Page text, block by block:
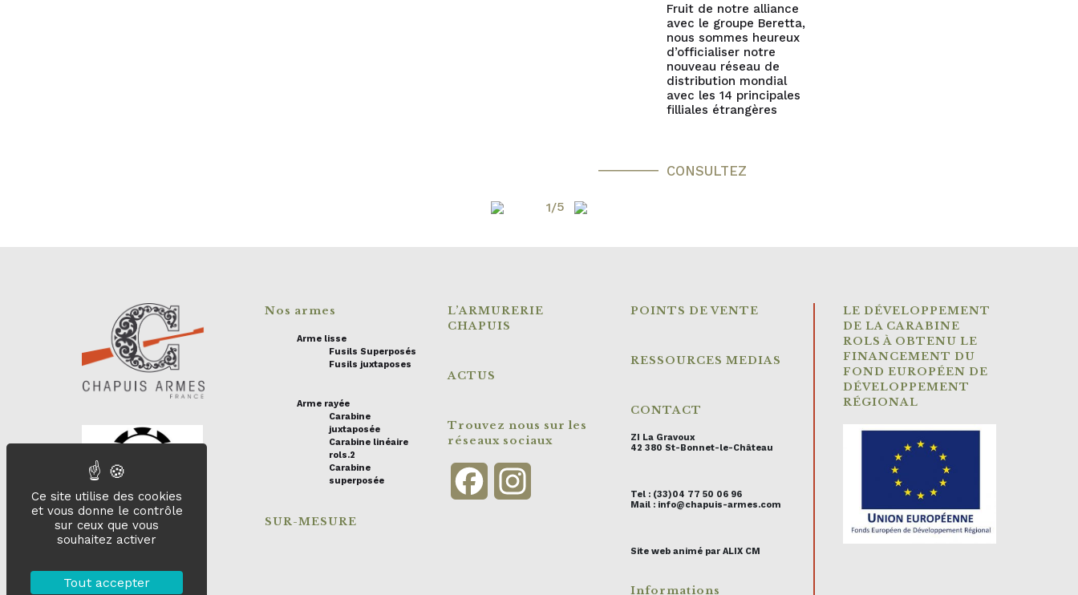
Fruit de notre alliance
avec le groupe Beretta,
nous sommes heureux
d’officialiser notre
nouveau réseau de
distribution mondial
avec les 14 principales
filliales étrangères
CONSULTEZ
Nos armes
Arme lisse
Fusils Superposés
Fusils juxtaposes
Arme rayée
Carabine
juxtaposée
Carabine linéaire
rols.2
Carabine
superposée
SUR-MESURE
L’ARMURERIE
CHAPUIS
ACTUS
Trouvez nous sur les
réseaux sociaux
Facebook
POINTS DE VENTE
RESSOURCES MEDIAS
CONTACT
ZI La Gravoux
42 380 St-Bonnet-le-Château
Tel : (33)04 77 50 06 96
Mail : info@chapuis-armes.com
Site web animé par ALIX CM
Informations
LE DÉVELOPPEMENT
DE LA CARABINE
ROLS À OBTENU LE
FINANCEMENT DU
FOND EUROPÉEN DE
DÉVELOPPEMENT
RÉGIONAL
Ce site utilise des cookies
et vous donne le contrôle
sur ceux que vous
souhaitez activer
Tout accepter